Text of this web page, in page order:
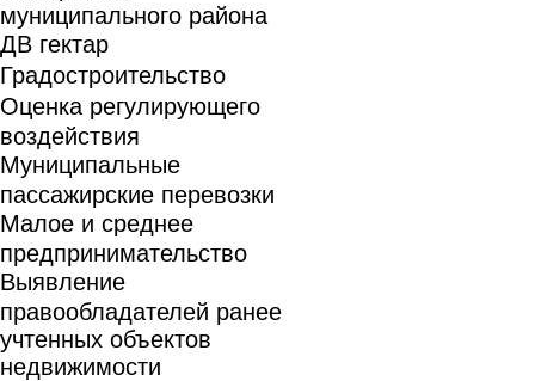
муниципального района
ДВ гектар
Градостроительство
Оценка регулирующего
воздействия
Муниципальные
пассажирские перевозки
Малое и среднее
предпринимательство
Выявление
правообладателей ранее
учтенных объектов
недвижимости